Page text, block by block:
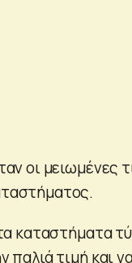
οι
τα καταστήματα
παλιά τιμή και